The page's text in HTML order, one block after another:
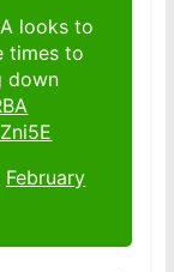
looks to
times to
down
February